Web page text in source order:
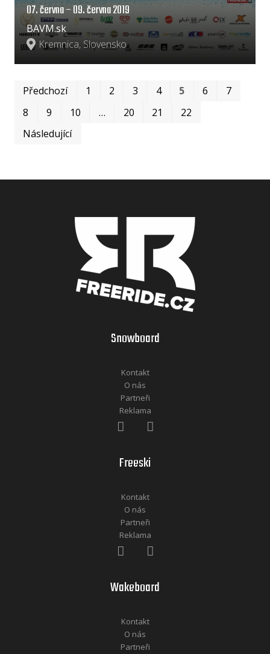
Kremnica, Slovensko
BAVM.sk
07. června – 09. června 2019
Předchozí 1 2 3 4 5 6
7
8
9 10 … 20 21
22
Následující
Snowboard
Kontakt
O nás
Partneři
Reklama
Freeski
Kontakt
O nás
Partneři
Reklama
Wakeboard
Kontakt
O nás
Partneři